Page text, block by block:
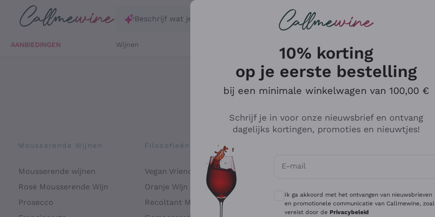
Ga direct naar de hoofdinhoud
Beschrijf wat je zoekt
AANBIEDINGEN Wijnen
Mousserende Wijnen
Mousserende wijnen
Rosé Mousserende Wijn
Prosecco
Filosofieën
Vegan Vriendelijk
Oranje Wijn
Recoltant Manipulant
Antinori
Ca' del Bosco
Gavi
10% korting
op je eerste bestelling
bij een minimale winkelwagen van 100,00 €
Schrijf je in voor onze nieuwsbrief en ontvang
dagelijks kortingen, promoties en nieuwtjes!
E-mail
Optionele toestemmingen om
Ik ga akkoord met het ontvangen van nieuwsbrieven
en promotionele communicatie van Callmewine,
vereist door de Privacybeleid